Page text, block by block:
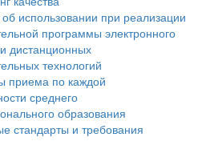
использовании при реализации
программы электронного
дистанционных
технологий
приема по каждой
среднего
образования
стандарты и требования